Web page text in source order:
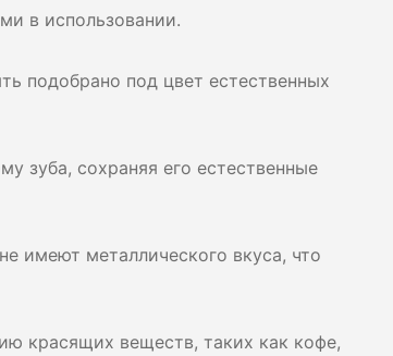
в использовании.
подобрано под цвет естественных
зуба, сохраняя его естественные
имеют металлического вкуса, что
красящих веществ, таких как кофе,